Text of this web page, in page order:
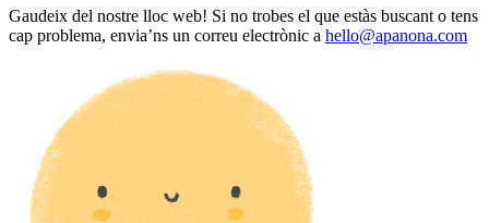
Gaudeix del nostre lloc web! Si no trobes el que estàs buscant o tens
cap problema, envia’ns un correu electrònic a hello@apanona.com